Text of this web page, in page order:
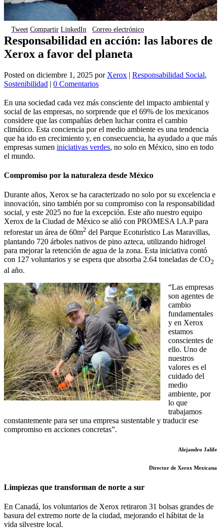
Tweet Compartir LinkedIn Correo electrónico
Responsabilidad en acción: las labores de
Xerox a favor del planeta
Posted on diciembre 1, 2025 por Xerox | Responsabilidad Social,
Sostenibilidad | 0 Comentarios
En una sociedad cada vez más consciente del impacto ambiental y
social de las empresas, no sorprende que el 69% de los mexicanos
considere que las compañías deben luchar contra el cambio
climático. Esta conciencia por el medio ambiente es una tendencia
que ha ido en crecimiento y, en consecuencia, ha ayudado a que más
empresas sumen iniciativas verdes, no solo en México, sino en todo
el mundo.
Compromiso por la naturaleza desde México
Durante años, Xerox se ha caracterizado no solo por su excelencia e
innovación, sino también por su compromiso con la responsabilidad
social, y este 2025 no fue la excepción. Este año nuestro equipo
Xerox de la Ciudad de México se alió con PROMESA I.A.P para
reforestar un área de 60m2 del Parque Ecoturístico Las Maravillas,
plantando 720 árboles nativos de pino azteca, utilizando hidrogel
para mejorar la retención de agua de la zona. Esta iniciativa contó
con 127 voluntarios y se espera que absorba 2.64 toneladas de CO2
al año.
“Las empresas
son agentes de
cambio
fundamentales
y en Xerox
estamos
conscientes de
ello. Uno de
nuestros
valores es el
cuidado del
medio
ambiente, por
lo que
trabajamos
constantemente para ser una empresa sustentable y traducir ese
compromiso en acciones concretas”.
Alejandro Jalife
Director de Xerox Mexicana
Limpiezas que transforman de norte a sur
En Canadá, los voluntarios de Xerox retiraron 31 bolsas grandes de
basura del extremo norte de la ciudad, mejorando el hábitat de la
vida silvestre local.